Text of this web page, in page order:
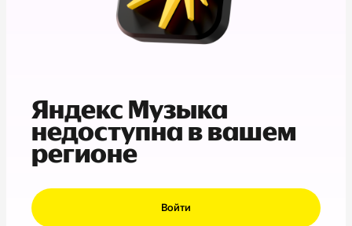
Яндекс Музыка
недоступна в вашем
регионе
Войти